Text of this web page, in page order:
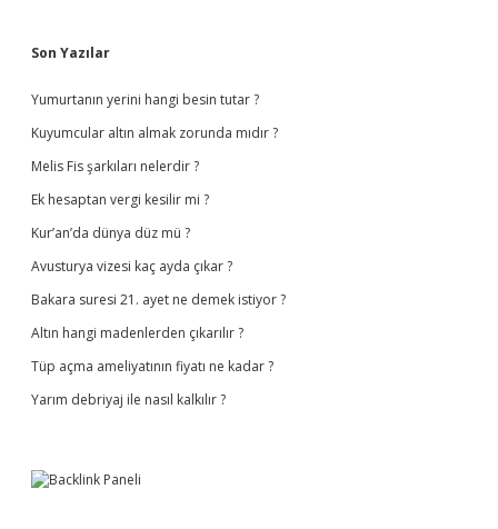
Sidebar
Son Yazılar
Yumurtanın yerini hangi besin tutar ?
Kuyumcular altın almak zorunda mıdır ?
Melis Fis şarkıları nelerdir ?
Ek hesaptan vergi kesilir mi ?
Kur’an’da dünya düz mü ?
Avusturya vizesi kaç ayda çıkar ?
Bakara suresi 21. ayet ne demek istiyor ?
Altın hangi madenlerden çıkarılır ?
Tüp açma ameliyatının fiyatı ne kadar ?
Yarım debriyaj ile nasıl kalkılır ?